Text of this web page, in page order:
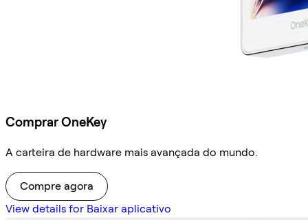
Comprar OneKey
A carteira de hardware mais avançada do mundo.
Compre agora
View details for Baixar aplicativo